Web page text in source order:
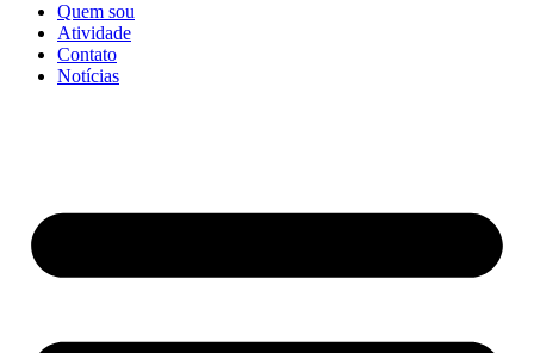
Quem sou
Atividade
Contato
Notícias